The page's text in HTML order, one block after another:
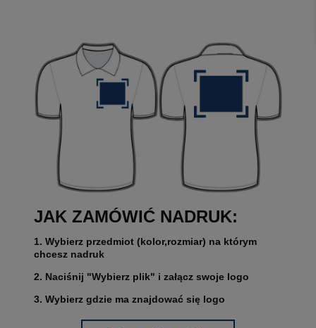
JAK ZAMÓWIĆ NADRUK:
1. Wybierz przedmiot (kolor,rozmiar) na którym
chcesz nadruk
2. Naciśnij "Wybierz plik" i załącz swoje logo
3. Wybierz gdzie ma znajdować się logo